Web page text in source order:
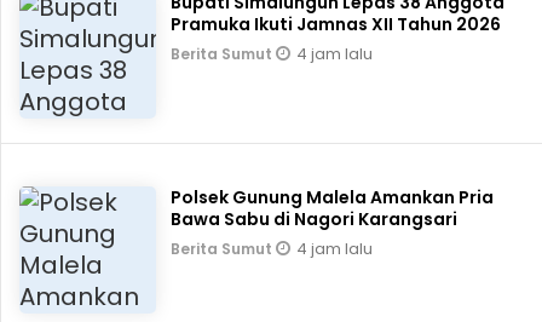
Pramuka Ikuti Jamnas XII Tahun 2026
Berita Sumut 4 jam lalu
Polsek Gunung Malela Amankan Pria
Bawa Sabu di Nagori Karangsari
Berita Sumut 4 jam lalu